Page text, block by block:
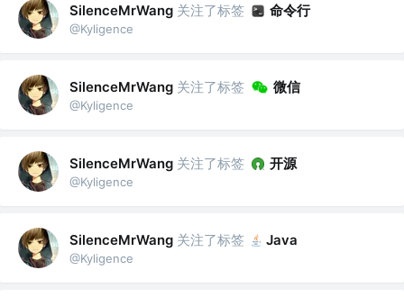
SilenceMrWang 关注了标签 命令行
@Kyligence
SilenceMrWang 关注了标签 微信
@Kyligence
SilenceMrWang 关注了标签 开源
@Kyligence
SilenceMrWang 关注了标签 Java
@Kyligence